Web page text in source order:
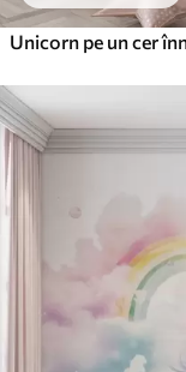
Unicorn pe un cer